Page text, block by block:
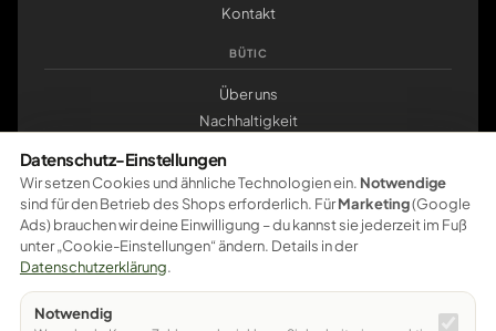
Kontakt
BÜTIC
Über uns
Nachhaltigkeit
klemmbrett.de
Pay Pal VISA mastercard amazonpay
Google Pay
Sichere Bezahlung – weitere Zahlungsarten werden schrittweise
Datenschutz-Einstellungen
Wir setzen Cookies und ähnliche Technologien ein. Notwendige
sind für den Betrieb des Shops erforderlich. FürMarketing(Google
Ads) brauchen wir deine Einwilligung – du kannst sie jederzeit im Fuß
unter „Cookie-Einstellungen“ ändern. Details in der
Datenschutzerklärung.
Notwendig